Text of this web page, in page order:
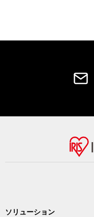
ソリューション